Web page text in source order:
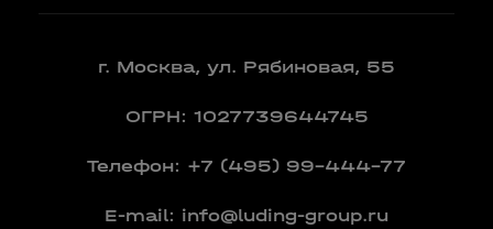
г. Москва, ул. Рябиновая, 55
ОГРН: 1027739644745
Телефон: +7 (495) 99-444-77
E-mail: info@luding-group.ru